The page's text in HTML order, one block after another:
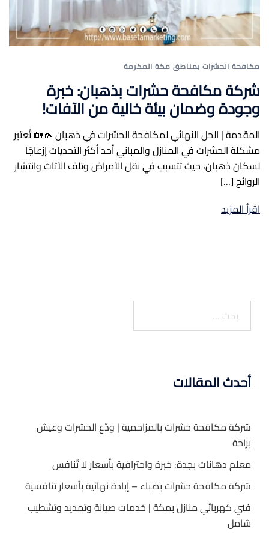
مكافحة الحشرات بمناطق مكة المكرمة
شركة مكافحة حشرات بذهبان: خبرة
وجودة وضمان بيئة خالية من الآفات!
المقدمة | الحل النهائي لمكافحة الحشرات في ذهبان 🦟🏡 تُعتبر
مشكلة الحشرات في المنازل والمباني أحد أكثر التحديات إزعاجًا
لسكان ذهبان، حيث تتسبب في نقل الأمراض وتلف الأثاث وانتشار
الروائح […]
اقرأ المزيد
عن:
أحدث المقالات
شركة مكافحة حشرات بالمزاحمية | ودّع الحشرات وعيش
براحة
معلم دهانات بجدة: خبرة واحترافية بأسعار لا تُنافس
شركة مكافحة حشرات بضباء – إبادة نهائية بأسعار تنافسية
فني كهربائي منازل بمكة | خدمات صيانة وتمديد وتشطيب
شامل